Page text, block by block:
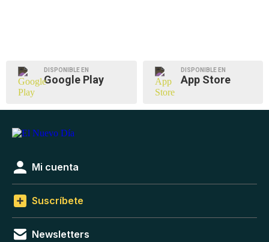
DISPONIBLE EN
Google Play
DISPONIBLE EN
App Store
Mi cuenta
Suscríbete
Newsletters